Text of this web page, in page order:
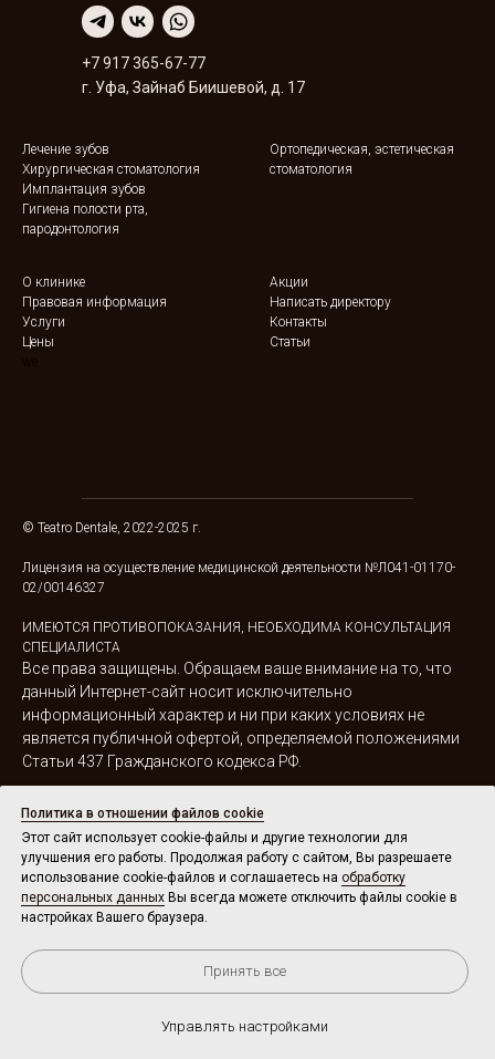
Политика в отношении файлов cookie
Этот сайт использует cookie-файлы и другие технологии для
улучшения его работы. Продолжая работу с сайтом, Вы разрешаете
использование cookie-файлов и соглашаетесь на обработку
персональных данных Вы всегда можете отключить файлы cookie в
настройках Вашего браузера.
Принять все
Управлять настройками
+7 917 365-67-77
г. Уфа, Зайнаб Биишевой, д. 17
Лечение зубов
Хирургическая стоматология
Имплантация зубов
Гигиена полости рта,
пародонтология
Ортопедическая, эстетическая
стоматология
О клинике
Правовая информация
Услуги
Цены
we
Акции
Написать директору
Контакты
Статьи
© Teatro Dentale, 2022-2025 г.
Лицензия на осуществление медицинской деятельности №Л041-01170-
02/00146327
ИМЕЮТСЯ ПРОТИВОПОКАЗАНИЯ, НЕОБХОДИМА КОНСУЛЬТАЦИЯ
СПЕЦИАЛИСТА
Все права защищены. Обращаем ваше внимание на то, что
данный Интернет-сайт носит исключительно
информационный характер и ни при каких условиях не
является публичной офертой, определяемой положениями
Статьи 437 Гражданского кодекса РФ.
Создание и продвижение сайтов:Дилара
Ханнанова
Согласие н
Согласие на обработку персональных данных
Политика конфиденциальности